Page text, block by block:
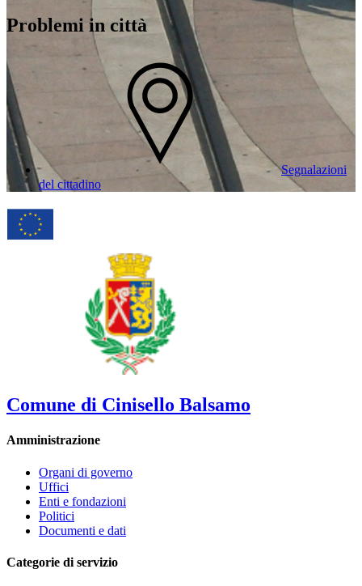
Problemi in città
Segnalazioni
del cittadino
Comune di Cinisello Balsamo
Amministrazione
Organi di governo
Uffici
Enti e fondazioni
Politici
Documenti e dati
Categorie di servizio